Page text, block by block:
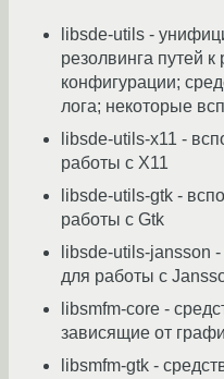
libsde-utils -
резолвинга путей
конфигурации;
лога; некоторые
libsde-utils-x11 -
работы с X11
libsde-utils-gtk -
работы с Gtk
libsde-utils-jansson
для работы с
libsmfm-core -
зависящие от
libsmfm-gtk -